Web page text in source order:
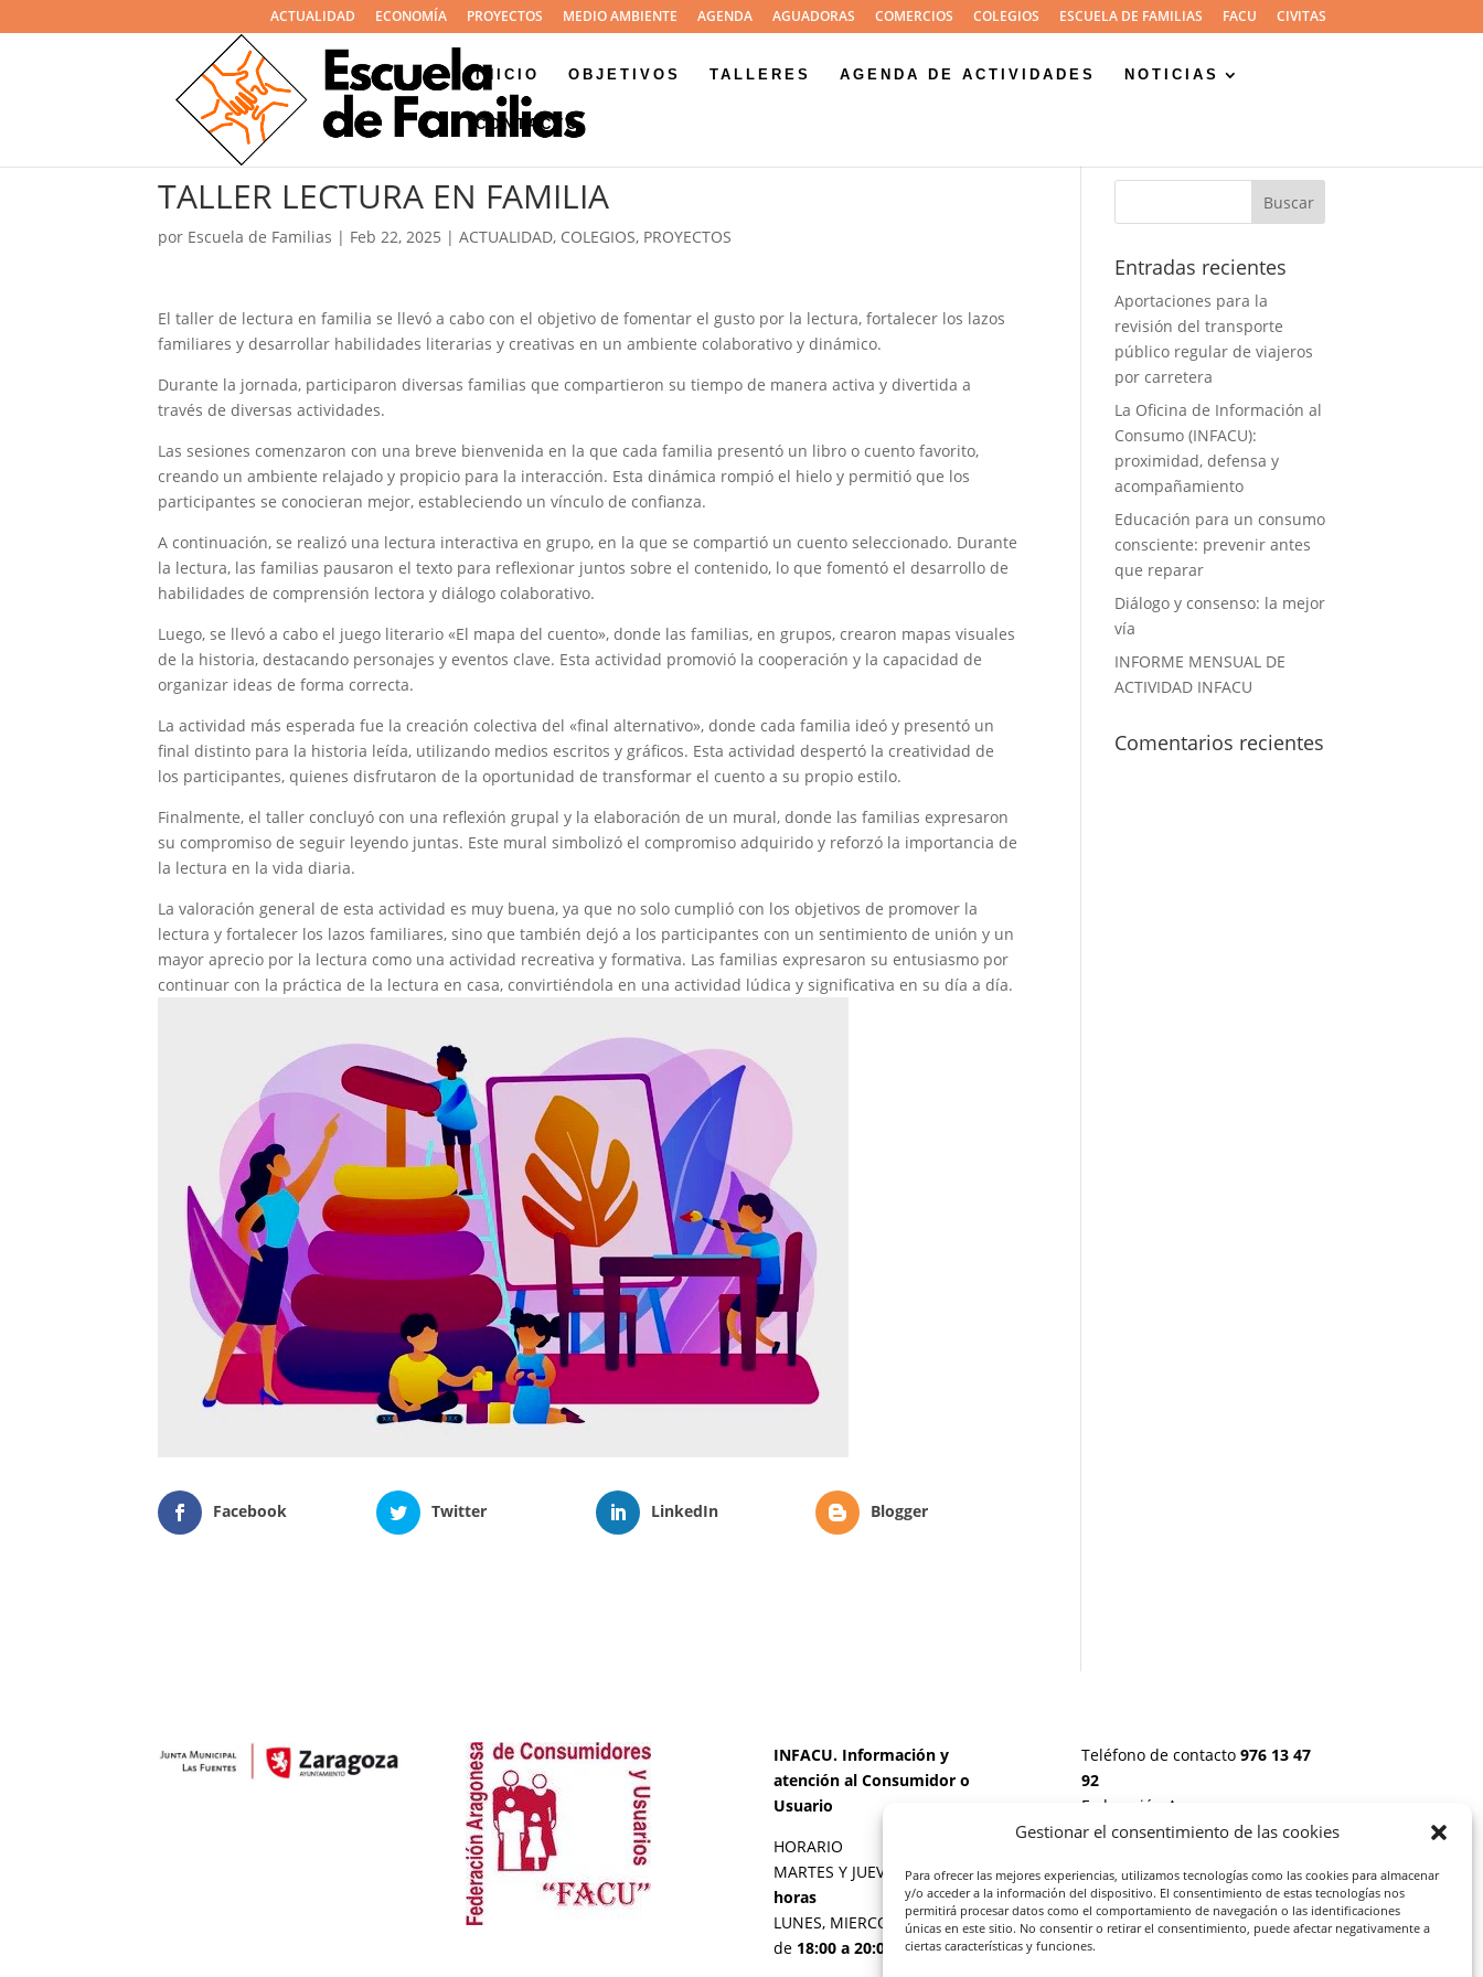
Gestionar el consentimiento de las cookies
Para ofrecer las mejores experiencias, utilizamos tecnologías como las cookies para almacenar
y/o acceder a la información del dispositivo. El consentimiento de estas tecnologías nos
permitirá procesar datos como el comportamiento de navegación o las identificaciones
únicas en este sitio. No consentir o retirar el consentimiento, puede afectar negativamente a
ciertas características y funciones.
ACTUALIDAD ECONOMÍA PROYECTOS MEDIO AMBIENTE AGENDA AGUADORAS COMERCIOS COLEGIOS ESCUELA DE FAMILIAS FACU CIVITAS
INICIO OBJETIVOS TALLERES AGENDA DE ACTIVIDADES NOTICIAS
CONTACTO
TALLER LECTURA EN FAMILIA
por Escuela de Familias | Feb 22, 2025 | ACTUALIDAD, COLEGIOS, PROYECTOS
El taller de lectura en familia se llevó a cabo con el objetivo de fomentar el gusto por la lectura, fortalecer los lazos
familiares y desarrollar habilidades literarias y creativas en un ambiente colaborativo y dinámico.
Durante la jornada, participaron diversas familias que compartieron su tiempo de manera activa y divertida a
través de diversas actividades.
Las sesiones comenzaron con una breve bienvenida en la que cada familia presentó un libro o cuento favorito,
creando un ambiente relajado y propicio para la interacción. Esta dinámica rompió el hielo y permitió que los
participantes se conocieran mejor, estableciendo un vínculo de confianza.
A continuación, se realizó una lectura interactiva en grupo, en la que se compartió un cuento seleccionado. Durante
la lectura, las familias pausaron el texto para reflexionar juntos sobre el contenido, lo que fomentó el desarrollo de
habilidades de comprensión lectora y diálogo colaborativo.
Luego, se llevó a cabo el juego literario «El mapa del cuento», donde las familias, en grupos, crearon mapas visuales
de la historia, destacando personajes y eventos clave. Esta actividad promovió la cooperación y la capacidad de
organizar ideas de forma correcta.
La actividad más esperada fue la creación colectiva del «final alternativo», donde cada familia ideó y presentó un
final distinto para la historia leída, utilizando medios escritos y gráficos. Esta actividad despertó la creatividad de
los participantes, quienes disfrutaron de la oportunidad de transformar el cuento a su propio estilo.
Finalmente, el taller concluyó con una reflexión grupal y la elaboración de un mural, donde las familias expresaron
su compromiso de seguir leyendo juntas. Este mural simbolizó el compromiso adquirido y reforzó la importancia de
la lectura en la vida diaria.
La valoración general de esta actividad es muy buena, ya que no solo cumplió con los objetivos de promover la
lectura y fortalecer los lazos familiares, sino que también dejó a los participantes con un sentimiento de unión y un
mayor aprecio por la lectura como una actividad recreativa y formativa. Las familias expresaron su entusiasmo por
continuar con la práctica de la lectura en casa, convirtiéndola en una actividad lúdica y significativa en su día a día.
Facebook Twitter LinkedIn Blogger
Entradas recientes
Aportaciones para la
revisión del transporte
público regular de viajeros
por carretera
La Oficina de Información al
Consumo (INFACU):
proximidad, defensa y
acompañamiento
Educación para un consumo
consciente: prevenir antes
que reparar
Diálogo y consenso: la mejor
vía
INFORME MENSUAL DE
ACTIVIDAD INFACU
Comentarios recientes
INFACU. Información y
atención al Consumidor o
Usuario
HORARIO
MARTES Y JUEVES de17:00 a 20
horas
LUNES, MIERCOLES Y VIERNES:
de 18:00 a 20:00 horas
Teléfono de contacto 976 13 47
92
Federación Aragonesa
Consumidores y Usuarios. FACU,